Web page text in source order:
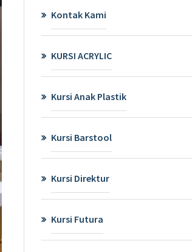
Kontak Kami
KURSI ACRYLIC
Kursi Anak Plastik
Kursi Barstool
Kursi Direktur
Kursi Futura